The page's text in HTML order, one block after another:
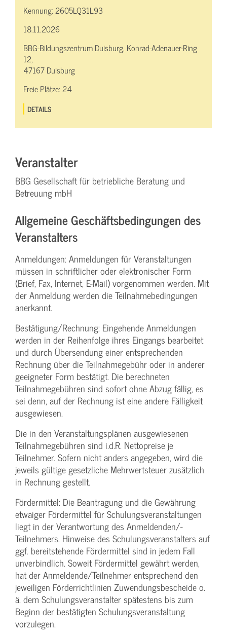
Kennung:2605LQ31L93
18.11.2026
BBG-Bildungszentrum Duisburg, Konrad-Adenauer-Ring
12,
47167 Duisburg
Freie Plätze:24
DETAILS
Veranstalter
BBG Gesellschaft für betriebliche Beratung und
Betreuung mbH
Allgemeine Geschäftsbedingungen des
Veranstalters
Anmeldungen: Anmeldungen für Veranstaltungen
müssen in schriftlicher oder elektronischer Form
(Brief, Fax, Internet, E-Mail) vorgenommen werden. Mit
der Anmeldung werden die Teilnahme­bedingungen
anerkannt.
Bestätigung­/Rechnung: Eingehende Anmeldungen
werden in der Reihenfolge ihres Eingangs bearbeitet
und durch Übersendung einer entsprechenden
Rechnung über die Teilnahmegebühr oder in anderer
geeigneter Form bestätigt. Die berechneten
Teilnahmegebühren sind sofort ohne Abzug fällig, es
sei denn, auf der Rechnung ist eine andere Fälligkeit
ausgewiesen.
Die in den Veranstaltungsplänen ausgewiesenen
Teilnahmegebühren sind i.d.R. Nettopreise je
Teilnehmer. Sofern nicht anders angegeben, wird die
jeweils gültige gesetzliche Mehrwertsteuer zusätzlich
in Rechnung gestellt.
Fördermittel: Die Beantragung und die Gewährung
etwaiger Fördermittel für Schulungs­veranstaltungen
liegt in der Verantwortung des Anmeldenden/­
Teilnehmers. Hinweise des Schulungs­veranstalters auf
ggf. bereitstehende Fördermittel sind in jedem Fall
unverbindlich. Soweit Fördermittel gewährt werden,
hat der Anmeldende/­Teilnehmer entsprechend den
jeweiligen Förderrichtlinien Zuwendungs­bescheide o.
ä. dem Schulungs­veranstalter spätestens bis zum
Beginn der bestätigten Schulungs­veranstaltung
vorzulegen.